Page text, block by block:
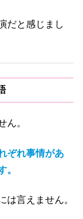
だと感じまし
ん。
ぞれ事情があ
。
は言えません。